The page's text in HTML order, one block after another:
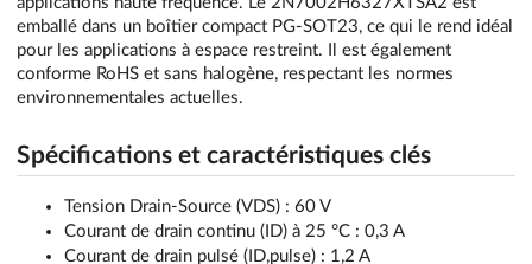
emballé dans un boîtier compact PG-SOT23, ce qui le rend idéal
pour les applications à espace restreint. Il est également
conforme RoHS et sans halogène, respectant les normes
environnementales actuelles.
Spécifications et caractéristiques clés
Tension Drain-Source (VDS) : 60 V
Courant de drain continu (ID) à 25 °C : 0,3 A
Courant de drain pulsé (ID,pulse) : 1,2 A